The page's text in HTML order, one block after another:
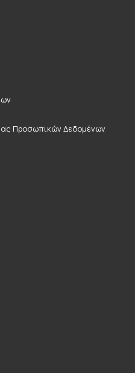
Προσωπικών Δεδομένων